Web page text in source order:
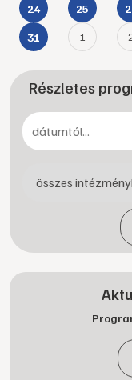
24 25
31 1
Részletes